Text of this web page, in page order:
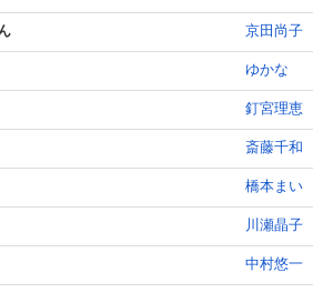
京田尚子
ゆかな
釘宮理恵
斎藤千和
橋本まい
川瀬晶子
中村悠一